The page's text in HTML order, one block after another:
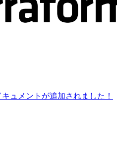
ュメントが追加されました！